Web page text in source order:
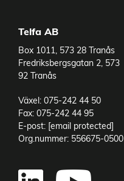
Material Pumphus
Material Ventiler
Material Ventilfjädrar
Material Ventilsäten
Rotation
Temperaturområde till
Oljevolym Hydrauldel
Telfa AB
Box 1011, 573 28 Tranås
Fredriksbergsgatan 2, 573
92 Tranås
Växel: 075-242 44 50
Fax: 075-242 44 95
E-post: [email protected]
Org.nummer: 556675-0500